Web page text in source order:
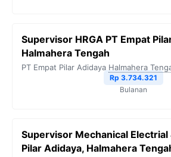
Supervisor HRGA PT Empat
Halmahera Tengah
PT Empat Pilar Adidaya Halmahera
Rp 3.734.321
Bulanan
Supervisor Mechanical Electrial
Pilar Adidaya, Halmahera